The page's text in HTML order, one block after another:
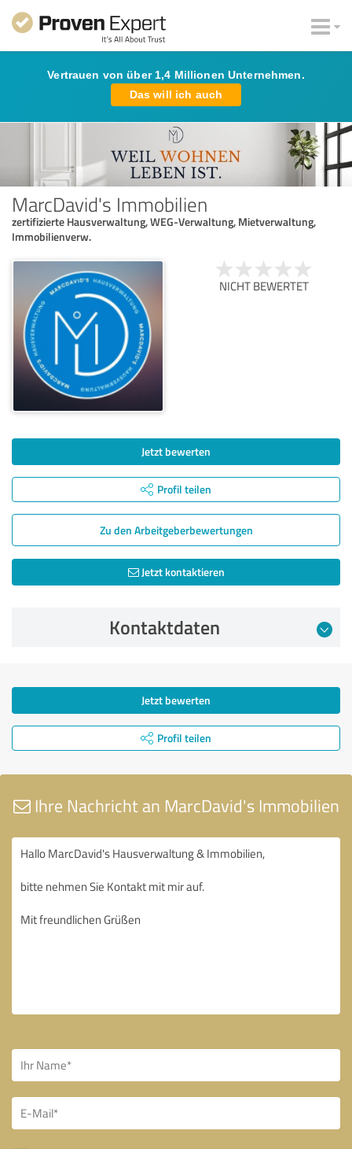
Vertrauen von über 1,4 Millionen Unternehmen.
Das will ich auch
MarcDavid's Immobilien
zertifizierte Hausverwaltung, WEG-Verwaltung, Mietverwaltung,
Immobilienverw.
NICHT BEWERTET
Jetzt bewerten
Profil teilen
Zu den Arbeitgeber­bewertungen
Jetzt kontaktieren
Kontaktdaten
Jetzt bewerten
Profil teilen
Ihre Nachricht an MarcDavid's Immobilien